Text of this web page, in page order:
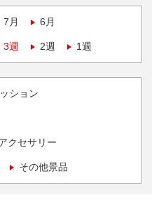
7月 6月
3週 2週 1週
ション
クセサリー
その他景品